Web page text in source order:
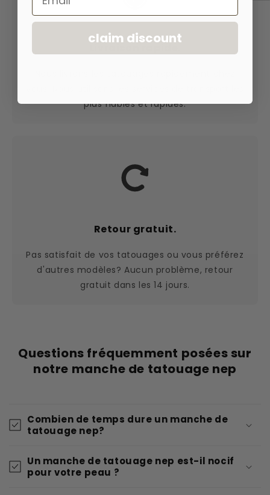
plus fiables et rapides.
Retour gratuit.
Pas satisfait de vos tatouages ou vous préférez
d'autres modèles? Aucun problème, retour
gratuit dans les 14 jours.
Questions fréquemment posées sur
notre manche de tatouage nep
Combien de temps dure un manche de
tatouage nep?
Un manche de tatouage nep est-il nocif
pour votre peau ?
claim discount